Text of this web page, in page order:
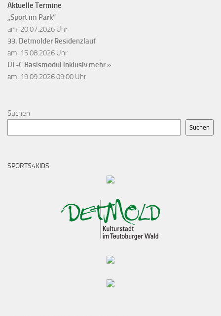
Aktuelle Termine
„Sport im Park“
am: 20.07.2026 Uhr
33. Detmolder Residenzlauf
am: 15.08.2026 Uhr
ÜL-C Basismodul inklusiv mehr »
am: 19.09.2026 09:00 Uhr
Suchen
Suchen
SPORTS4KIDS